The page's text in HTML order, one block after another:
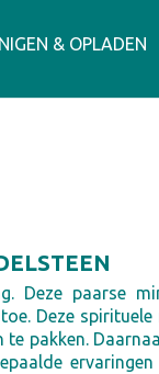
& OPLADEN
Deze paarse
Deze spirituele
pakken.
ervaringen